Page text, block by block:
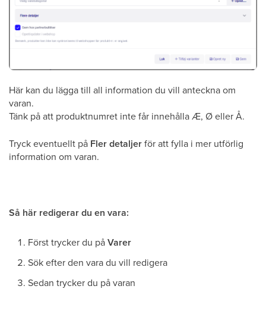
Här kan du lägga till all information du vill anteckna om
varan.
Tänk på att produktnumret inte får innehålla Æ, Ø eller Å.
Tryck eventuellt på Fler detaljerför att fylla i mer utförlig
information om varan.
Så här redigerar du en vara:
Först trycker du påVarer
Sök efter den vara du vill redigera
Sedan trycker du på varan